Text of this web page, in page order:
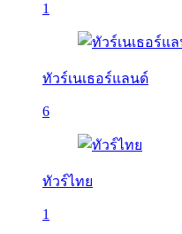
1
ทัวร์เนเธอร์แลนด์
6
ทัวร์ไทย
1